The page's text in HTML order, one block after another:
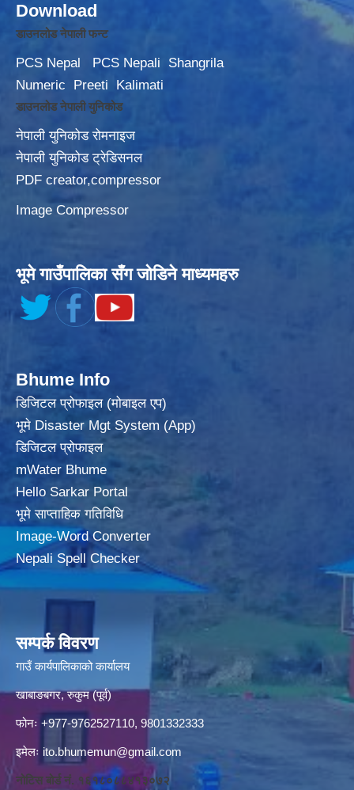
Download
डाउनलोड नेपाली फन्ट
PCS Nepal PCS Nepali
Shangrila
Numeric
Preeti Kalimati
डाउनलोड नेपाली युनिकोड
नेपाली युनिकोड रोमनाइज
नेपाली युनिकोड ट्रेडिसनल
PDF creator,compressor
Image Compressor
भूमे गाउँपालिका सँग जोडिने माध्यमहरु
Bhume Info
डिजिटल प्रोफाइल (मोबाइल एप)
भूमे Disaster Mgt System (App)
डिजिटल प्रोफाइल
mWater Bhume
Hello Sarkar Portal
भूमे साप्ताहिक गतिविधि
Image-Word Converter
Nepali Spell Checker
सम्पर्क विवरण
गाउँ कार्यपालिकाको कार्यालय
खाबाङबगर, रुकुम (पूर्व)
फोनः +977-9762527110, 9801332333
इमेलः ito.bhumemun@gmail.com
नोटिस बोर्ड नं. १६१८०८८४१३०७२